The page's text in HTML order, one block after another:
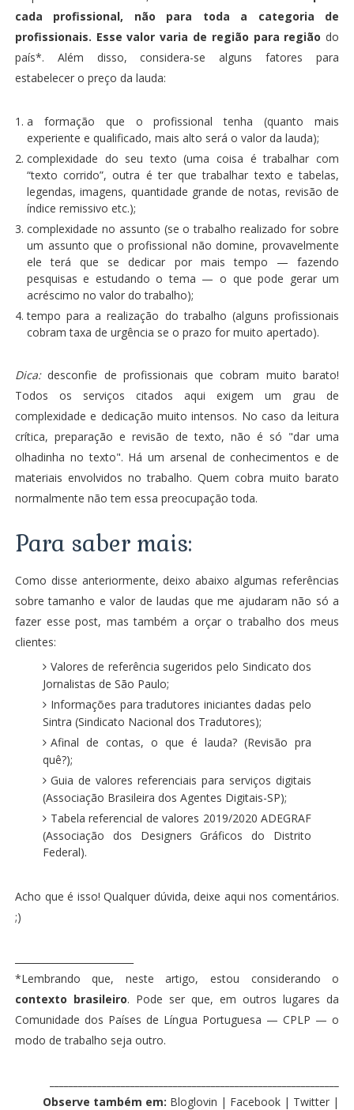
cada profissional, não para toda a categoria de
profissionais. Esse valor varia de região para região do
país*. Além disso, considera-se alguns fatores para
estabelecer o preço da lauda:
a formação que o profissional tenha (quanto mais
experiente e qualificado, mais alto será o valor da lauda);
complexidade do seu texto (uma coisa é trabalhar com
“texto corrido”, outra é ter que trabalhar texto e tabelas,
legendas, imagens, quantidade grande de notas, revisão de
índice remissivo etc.);
complexidade no assunto (se o trabalho realizado for sobre
um assunto que o profissional não domine, provavelmente
ele terá que se dedicar por mais tempo — fazendo
pesquisas e estudando o tema — o que pode gerar um
acréscimo no valor do trabalho);
tempo para a realização do trabalho (alguns profissionais
cobram taxa de urgência se o prazo for muito apertado).
Dica:desconfie de profissionais que cobram muito barato!
Todos os serviços citados aqui exigem um grau de
complexidade e dedicação muito intensos. No caso da leitura
crítica, preparação e revisão de texto, não é só "dar uma
olhadinha no texto". Há um arsenal de conhecimentos e de
materiais envolvidos no trabalho. Quem cobra muito barato
normalmente não tem essa preocupação toda.
Para saber mais:
Como disse anteriormente, deixo abaixo algumas referências
sobre tamanho e valor de laudas que me ajudaram não só a
fazer esse post, mas também a orçar o trabalho dos meus
clientes:
Valores de referência sugeridos pelo Sindicato dos
Jornalistas de São Paulo;
Informações para tradutores iniciantes dadas pelo
Sintra (Sindicato Nacional dos Tradutores);
Afinal de contas, o que é lauda? (Revisão pra
quê?);
Guia de valores referenciais para serviços digitais
(Associação Brasileira dos Agentes Digitais-SP);
Tabela referencial de valores 2019/2020 ADEGRAF
(Associação dos Designers Gráficos do Distrito
Federal).
Acho que é isso! Qualquer dúvida, deixe aqui nos comentários.
;)
*Lembrando que, neste artigo, estou considerando o
contexto brasileiro. Pode ser que, em outros lugares da
Comunidade dos Países de Língua Portuguesa — CPLP — o
modo de trabalho seja outro.
Observe também em: Bloglovin | Facebook | Twitter |